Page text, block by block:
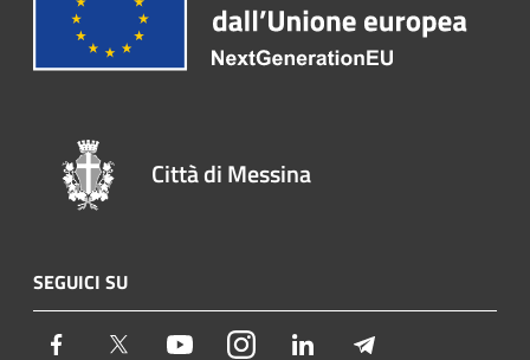
Città di Messina
SEGUICI SU
Facebook Twitter YoutubeInstagram LinkedIn